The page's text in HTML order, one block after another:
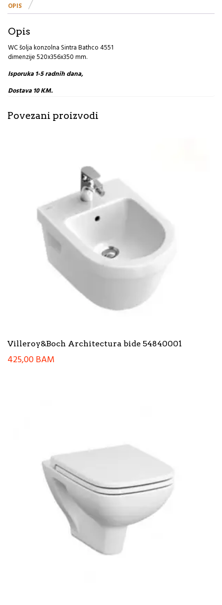
OPIS
Opis
WC šolja konzolna Sintra Bathco 4551
dimenzije 520x356x350 mm.
Isporuka 1-5 radnih dana,
Dostava 10 KM.
Povezani proizvodi
Villeroy&Boch Architectura bide 54840001
425,00BAM